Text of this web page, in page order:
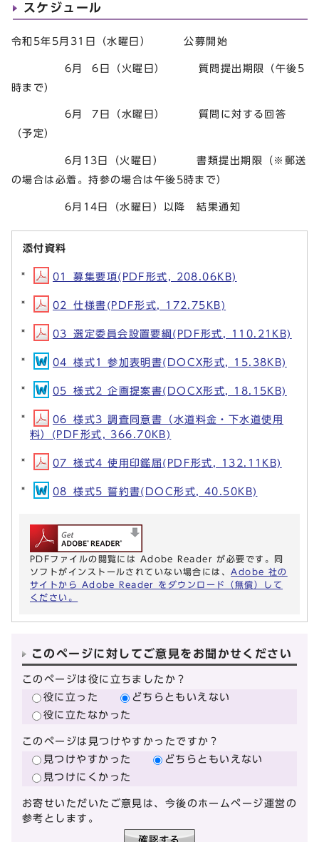
スケジュール
令和5年5月31日（水曜日） 公募開始
6月 6日（火曜日） 質問提出期限（午後5
時まで）
6月 7日（水曜日） 質問に対する回答
（予定）
6月13日（火曜日） 書類提出期限（※郵送
の場合は必着。持参の場合は午後5時まで）
6月14日（水曜日）以降 結果通知
添付資料
01_募集要項(PDF形式, 208.06KB)
02_仕様書(PDF形式, 172.75KB)
03_選定委員会設置要綱(PDF形式, 110.21KB)
04_様式1 参加表明書(DOCX形式, 15.38KB)
05_様式2 企画提案書(DOCX形式, 18.15KB)
06_様式3 調査同意書（水道料金・下水道使用
料）(PDF形式, 366.70KB)
07_様式4 使用印鑑届(PDF形式, 132.11KB)
08_様式5 誓約書(DOC形式, 40.50KB)
PDFファイルの閲覧には Adobe Reader が必要です。同
ソフトがインストールされていない場合には、 Adobe 社の
サイトから Adobe Reader をダウンロード（無償）して
ください。
このページに対してご意見をお聞かせください
このページは役に立ちましたか？
役に立った
どちらともいえない
役に立たなかった
このページは見つけやすかったですか？
見つけやすかった
どちらともいえない
見つけにくかった
お寄せいただいたご意見は、今後のホームページ運営の
参考とします。